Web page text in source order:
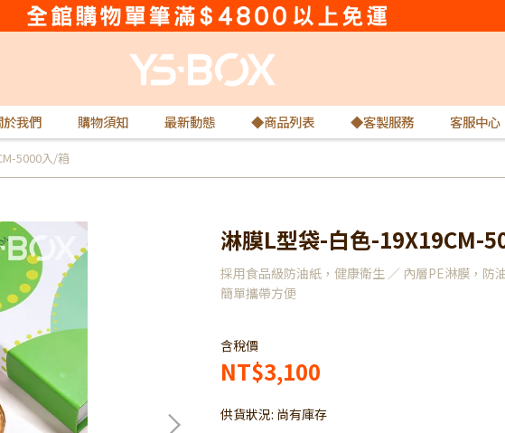
於我們 購物須知 最新動態 ◆商品列表 ◆客製服務 客服中心
5000入/箱
淋膜L型袋-白色-19X19CM-
採用食品級防油紙，健康衛生 ／ 內層PE淋膜，防
簡單攜帶方便
含稅價
NT$3,100
供貨狀況: 尚有庫存